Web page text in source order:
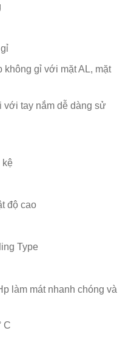
không gỉ với mặt AL, mặt
với tay nắm dễ dàng sử
kệ
độ cao
Type
làm mát nhanh chóng và
C